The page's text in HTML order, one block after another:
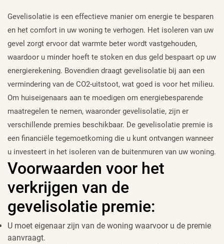
Gevelisolatie is een effectieve manier om energie te besparen
en het comfort in uw woning te verhogen. Het isoleren van uw
gevel zorgt ervoor dat warmte beter wordt vastgehouden,
waardoor u minder hoeft te stoken en dus geld bespaart op uw
energierekening. Bovendien draagt gevelisolatie bij aan een
vermindering van de CO2-uitstoot, wat goed is voor het milieu.
Om huiseigenaars aan te moedigen om energiebesparende
maatregelen te nemen, waaronder gevelisolatie, zijn er
verschillende premies beschikbaar. De gevelisolatie premie is
een financiële tegemoetkoming die u kunt ontvangen wanneer
u investeert in het isoleren van de buitenmuren van uw woning.
Voorwaarden voor het
verkrijgen van de
gevelisolatie premie:
U moet eigenaar zijn van de woning waarvoor u de premie
aanvraagt.